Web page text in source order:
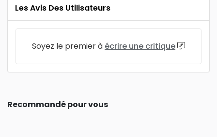
Les Avis Des Utilisateurs
Soyez le premier à écrire une critique
Recommandé pour vous